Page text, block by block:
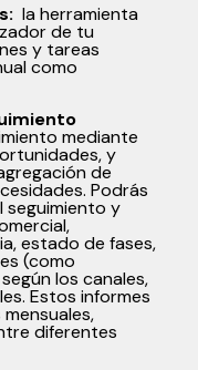
la herramienta
de tu
y tareas
como
mediante
y
de
Podrás
seguimiento y
estado de fases,
(como
los canales,
Estos informes
diferentes